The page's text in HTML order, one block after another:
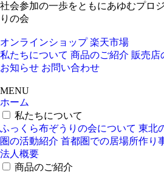
社会参加の一歩をともにあゆむプロ
りの会
オンラインショップ 楽天市場
私たちについて 商品のご紹介 販売店
お知らせ お問い合わせ
MENU
ホーム
私たちについて
ふっくら布ぞうりの会について 東北
圏の活動紹介 首都圏での居場所作り
法人概要
商品のご紹介